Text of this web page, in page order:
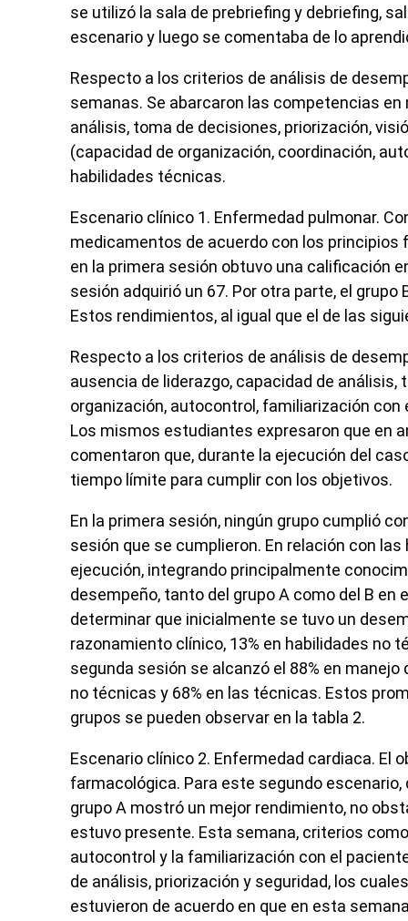
se utilizó la sala de prebriefing y debriefing,
escenario y luego se comentaba de lo
Respecto a los criterios de análisis de
semanas. Se abarcaron las competencias
análisis, toma de decisiones, priorización,
(capacidad de organización, coordinación,
habilidades técnicas.
Escenario clínico 1. Enfermedad pulmonar.
medicamentos de acuerdo con los principios
en la primera sesión obtuvo una calificación
sesión adquirió un 67. Por otra parte, el grupo
Estos rendimientos, al igual que el de las
Respecto a los criterios de análisis de
ausencia de liderazgo, capacidad de
organización, autocontrol, familiarización con
Los mismos estudiantes expresaron que en
comentaron que, durante la ejecución del
tiempo límite para cumplir con los objetivos.
En la primera sesión, ningún grupo cumplió
sesión que se cumplieron. En relación con
ejecución, integrando principalmente
desempeño, tanto del grupo A como del B
determinar que inicialmente se tuvo un
razonamiento clínico, 13% en habilidades no
segunda sesión se alcanzó el 88% en
no técnicas y 68% en las técnicas. Estos
grupos se pueden observar en la tabla 2.
Escenario clínico 2. Enfermedad cardiaca. El
farmacológica. Para este segundo
grupo A mostró un mejor rendimiento, no
estuvo presente. Esta semana, criterios
autocontrol y la familiarización con el
de análisis, priorización y seguridad, los
estuvieron de acuerdo en que en esta